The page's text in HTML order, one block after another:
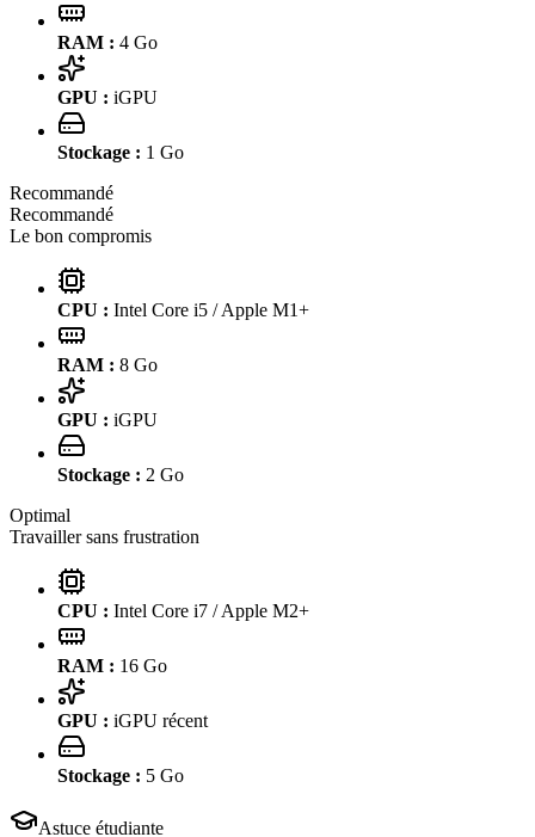
RAM : 4 Go
GPU : iGPU
Stockage : 1 Go
Recommandé
Recommandé
Le bon compromis
CPU : Intel Core i5 / Apple M1+
RAM : 8 Go
GPU : iGPU
Stockage : 2 Go
Optimal
Travailler sans frustration
CPU : Intel Core i7 / Apple M2+
RAM : 16 Go
GPU : iGPU récent
Stockage : 5 Go
Astuce étudiante